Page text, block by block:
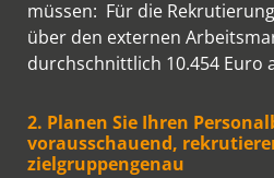
müssen: Für die
über den externen
durchschnittlich 10.454 Euro
2. Planen Sie Ihren
vorausschauend,
zielgruppengenau